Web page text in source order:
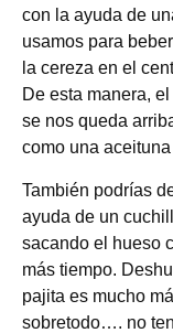
con la ayuda de
usamos para
la cereza en el
De esta manera,
se nos queda
como una
También podrías
ayuda de un
sacando el hueso
más tiempo.
pajita es mucho
sobretodo…. no